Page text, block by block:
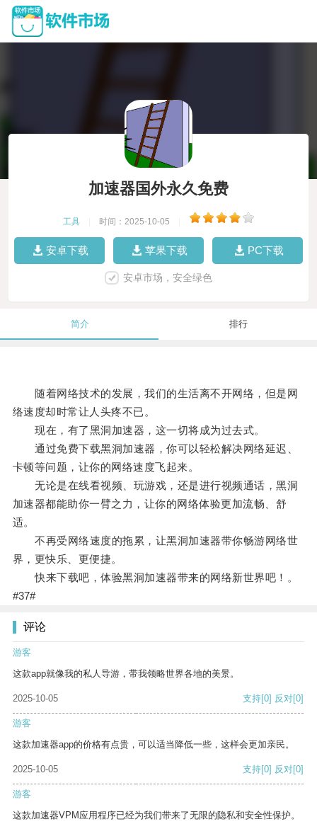
加速器国外永久免费
工具 时间：2025-10-05
安卓下载 苹果下载 PC下载
安卓市场，安全绿色
简介 排行
随着网络技术的发展，我们的生活离不开网络，但是网
络速度却时常让人头疼不已。
现在，有了黑洞加速器，这一切将成为过去式。
通过免费下载黑洞加速器，你可以轻松解决网络延迟、
卡顿等问题，让你的网络速度飞起来。
无论是在线看视频、玩游戏，还是进行视频通话，黑洞
加速器都能助你一臂之力，让你的网络体验更加流畅、舒
适。
不再受网络速度的拖累，让黑洞加速器带你畅游网络世
界，更快乐、更便捷。
快来下载吧，体验黑洞加速器带来的网络新世界吧！。
#37#
评论
游客
这款app就像我的私人导游，带我领略世界各地的美景。
2025-10-05 支持[0] 反对[0]
游客
这款加速器app的价格有点贵，可以适当降低一些，这样会更加亲民。
2025-10-05 支持[0] 反对[0]
游客
这款加速器VPM应用程序已经为我们带来了无限的隐私和安全性保护。